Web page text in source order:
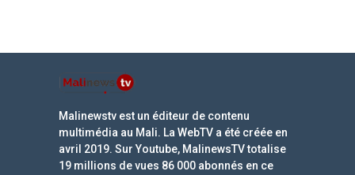
Malinewstv est un éditeur de contenu
multimédia au Mali. La WebTV a été créée en
avril 2019. Sur Youtube, MalinewsTV totalise
19 millions de vues 86 000 abonnés en ce